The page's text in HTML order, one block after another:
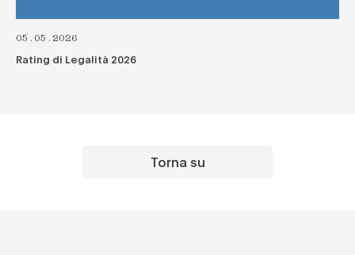
05.05.2026
Rating di Legalità 2026
Torna su